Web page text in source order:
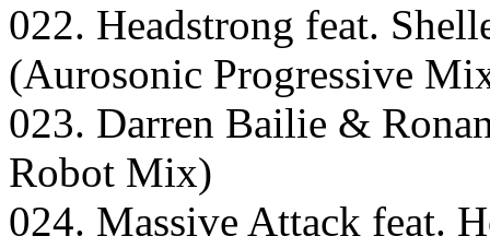
022. Headstrong feat.
(Aurosonic Progressive
023. Darren Bailie &
Robot Mix)
024. Massive Attack feat.